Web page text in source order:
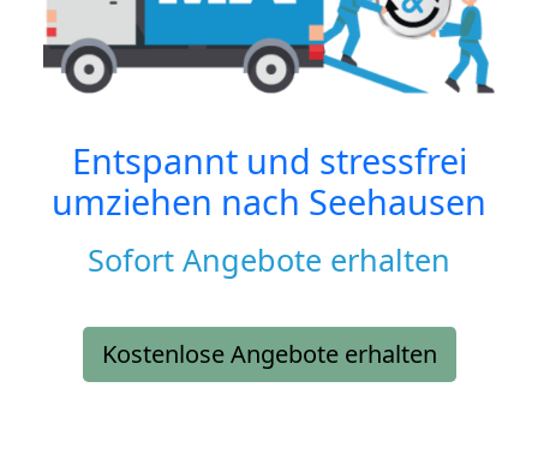
Entspannt und stressfrei
umziehen nach Seehausen
Sofort Angebote erhalten
Kostenlose Angebote erhalten